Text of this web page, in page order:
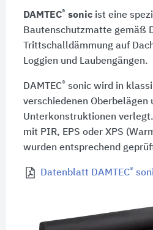
DAMTEC® sonicist eine
Bautenschutzmatte gemäß
Trittschalldämmung auf
Loggien und Laubengängen.
DAMTEC® sonic wird in
verschiedenen Oberbelägen
Unterkonstruktionen
mit PIR, EPS oder XPS
wurden entsprechend
Datenblatt DAMTEC®